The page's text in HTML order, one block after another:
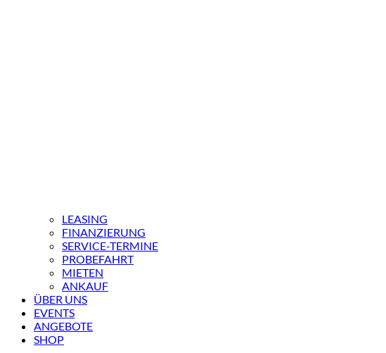
LEASING
FINANZIERUNG
SERVICE-TERMINE
PROBEFAHRT
MIETEN
ANKAUF
ÜBER UNS
EVENTS
ANGEBOTE
SHOP